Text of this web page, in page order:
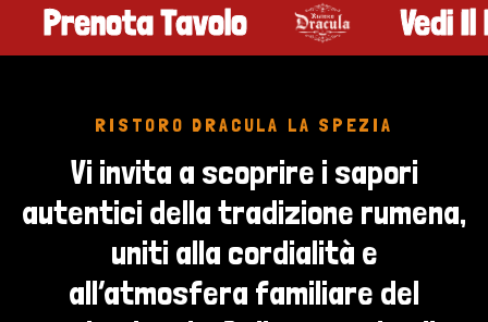
Pranzo Di Lavoro
RISTORO DRACULA LA SPEZIA
Vi invita a scoprire i sapori
autentici della tradizione rumena,
uniti alla cordialità e
all’atmosfera familiare del